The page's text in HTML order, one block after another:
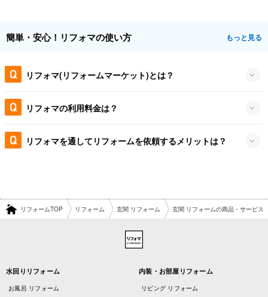
簡単・安心！リフォマの使い方 もっと見る
リフォマ(リフォームマーケット)とは？
リフォマの利用料金は？
リフォマを通してリフォームを依頼するメリットは？
リフォームTOP リフォーム 玄関 リフォーム 玄関 リフォームの商品・サービス
水回りリフォーム
お風呂 リフォーム
内装・お部屋リフォーム
リビング リフォーム